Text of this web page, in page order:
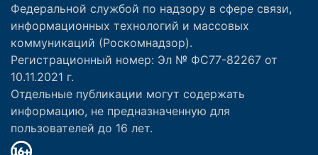
Федеральной службой по надзору в сфере связи,
информационных технологий и массовых
коммуникаций (Роскомнадзор).
Регистрационный номер: Эл № ФС77-82267 от
10.11.2021 г.
Отдельные публикации могут содержать
информацию, не предназначенную для
пользователей до 16 лет.